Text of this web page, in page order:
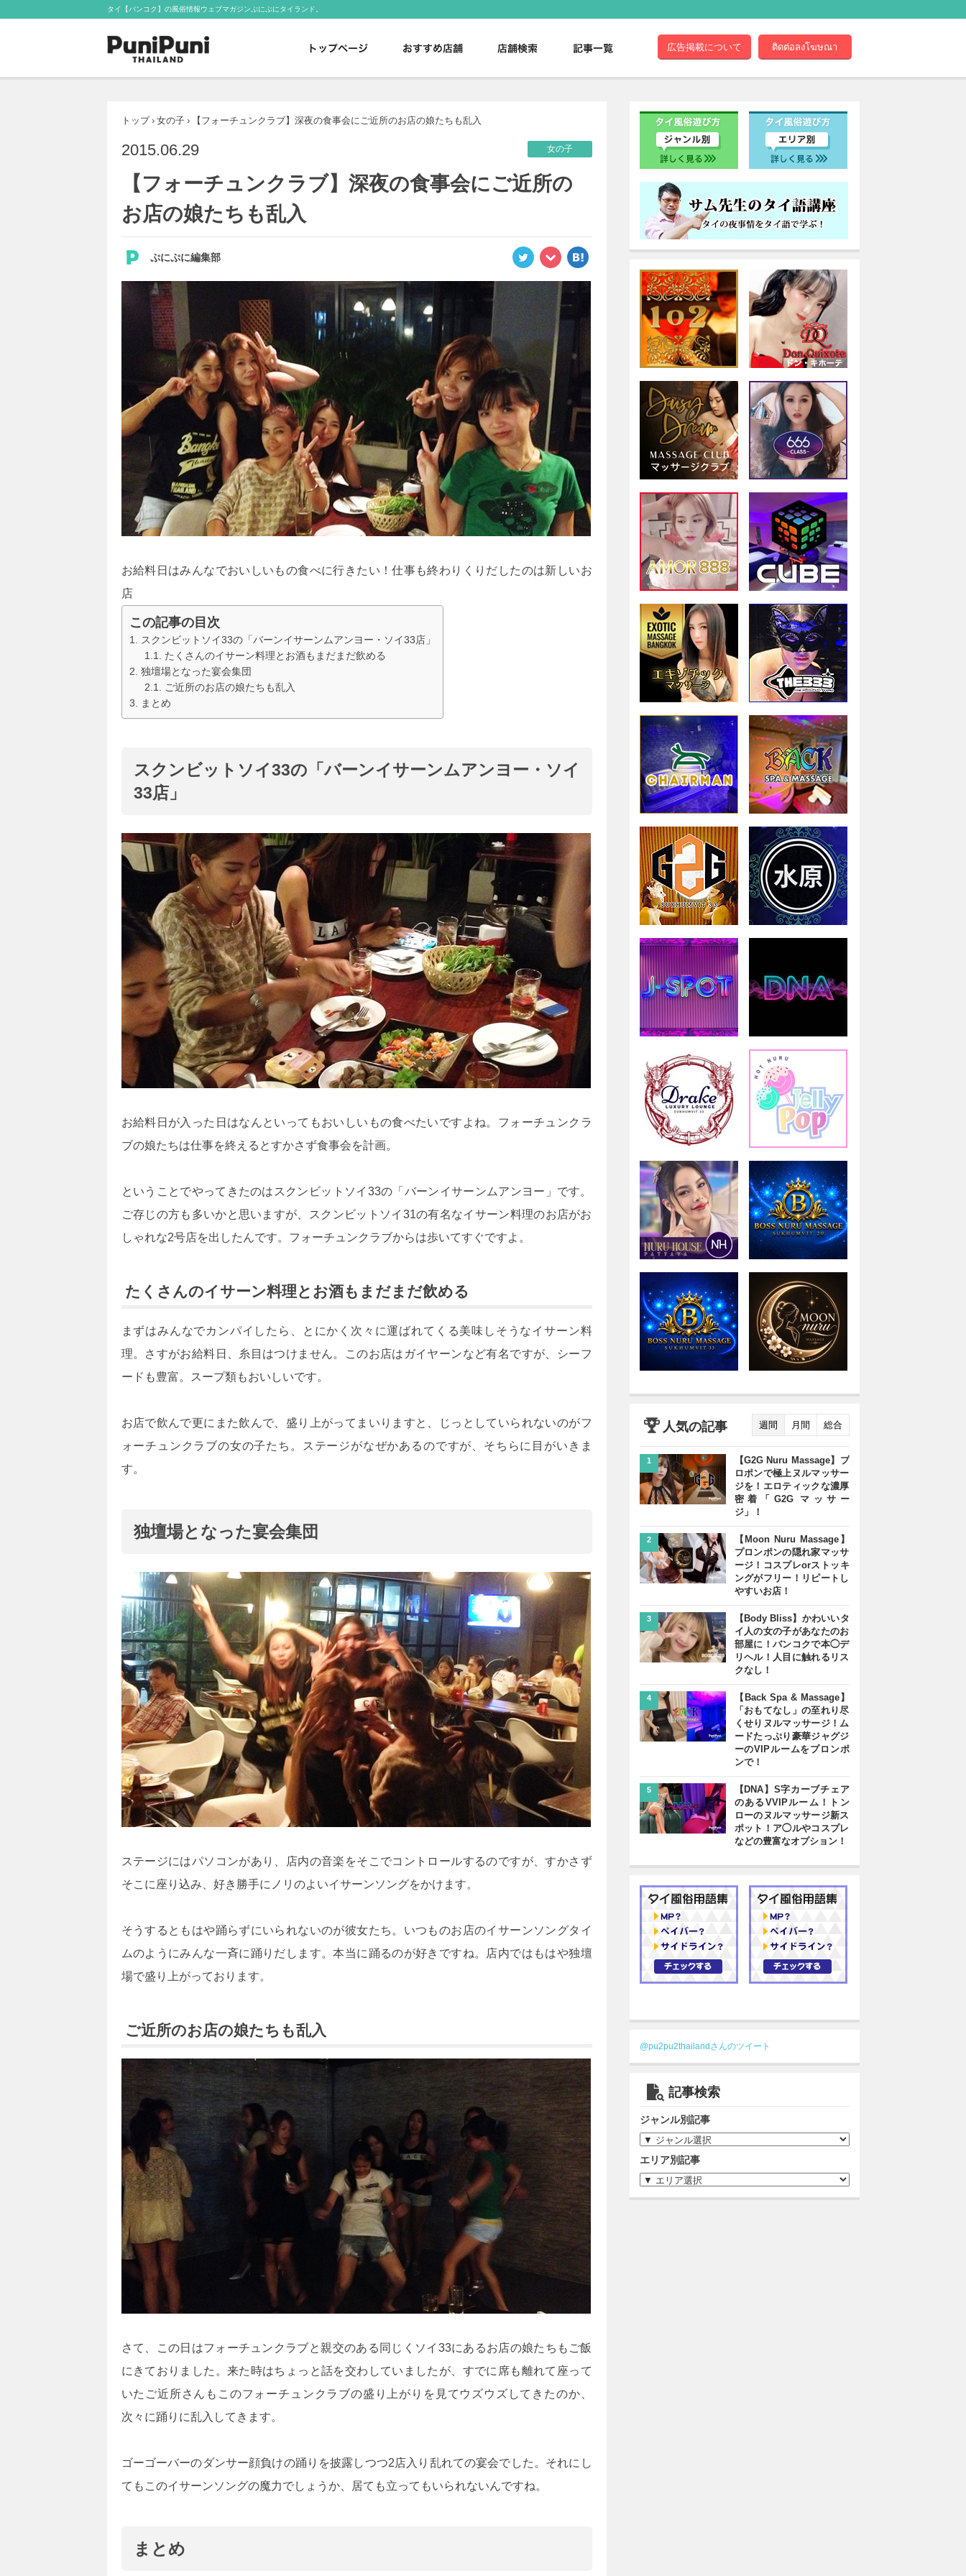
タイ【バンコク】の風俗情報ウェブマガジンぷにぷにタイランド。
広告掲載について ติดต่อลงโฆษณา
トップ › 女の子 › 【フォーチュンクラブ】深夜の食事会にご近所のお店の娘たちも乱入
2015.06.29 女の子
【フォーチュンクラブ】深夜の食事会にご近所の
お店の娘たちも乱入
ぷにぷに編集部
お給料日はみんなでおいしいもの食べに行きたい！仕事も終わりくりだしたのは新しいお
店
この記事の目次
スクンビットソイ33の「バーンイサーンムアンヨー・ソイ33店」
たくさんのイサーン料理とお酒もまだまだ飲める
独壇場となった宴会集団
ご近所のお店の娘たちも乱入
まとめ
スクンビットソイ33の「バーンイサーンムアンヨー・ソイ
33店」
お給料日が入った日はなんといってもおいしいもの食べたいですよね。フォーチュンクラ
ブの娘たちは仕事を終えるとすかさず食事会を計画。
ということでやってきたのはスクンビットソイ33の「バーンイサーンムアンヨー」です。
ご存じの方も多いかと思いますが、スクンビットソイ31の有名なイサーン料理のお店がお
しゃれな2号店を出したんです。フォーチュンクラブからは歩いてすぐですよ。
たくさんのイサーン料理とお酒もまだまだ飲める
まずはみんなでカンパイしたら、とにかく次々に運ばれてくる美味しそうなイサーン料
理。さすがお給料日、糸目はつけません。このお店はガイヤーンなど有名ですが、シーフ
ードも豊富。スープ類もおいしいです。
お店で飲んで更にまた飲んで、盛り上がってまいりますと、じっとしていられないのがフ
ォーチュンクラブの女の子たち。ステージがなぜかあるのですが、そちらに目がいきま
す。
独壇場となった宴会集団
ステージにはパソコンがあり、店内の音楽をそこでコントロールするのですが、すかさず
そこに座り込み、好き勝手にノリのよいイサーンソングをかけます。
そうするともはや踊らずにいられないのが彼女たち。いつものお店のイサーンソングタイ
ムのようにみんな一斉に踊りだします。本当に踊るのが好きですね。店内ではもはや独壇
場で盛り上がっております。
ご近所のお店の娘たちも乱入
さて、この日はフォーチュンクラブと親交のある同じくソイ33にあるお店の娘たちもご飯
にきておりました。来た時はちょっと話を交わしていましたが、すでに席も離れて座って
いたご近所さんもこのフォーチュンクラブの盛り上がりを見てウズウズしてきたのか、
次々に踊りに乱入してきます。
ゴーゴーバーのダンサー顔負けの踊りを披露しつつ2店入り乱れての宴会でした。それにし
てもこのイサーンソングの魔力でしょうか、居ても立ってもいられないんですね。
まとめ
人気の記事 週間 月間 総合
1
【G2G Nuru Massage】プ
ロポンで極上ヌルマッサー
ジを！エロティックな濃厚
密着「G2G マッサー
ジ」！
2
【Moon Nuru Massage】
プロンポンの隠れ家マッサ
ージ！コスプレorストッキ
ングがフリー！リピートし
やすいお店！
3
【Body Bliss】かわいいタ
イ人の女の子があなたのお
部屋に！バンコクで本◯デ
リヘル！人目に触れるリス
クなし！
4
【Back Spa & Massage】
「おもてなし」の至れり尽
くせりヌルマッサージ！ム
ードたっぷり豪華ジャグジ
ーのVIPルームをプロンポ
ンで！
5
【DNA】S字カーブチェア
のあるVVIPルーム！トン
ローのヌルマッサージ新ス
ポット！ア◯ルやコスプレ
などの豊富なオプション！
@pu2pu2thailandさんのツイート
記事検索
ジャンル別記事
エリア別記事